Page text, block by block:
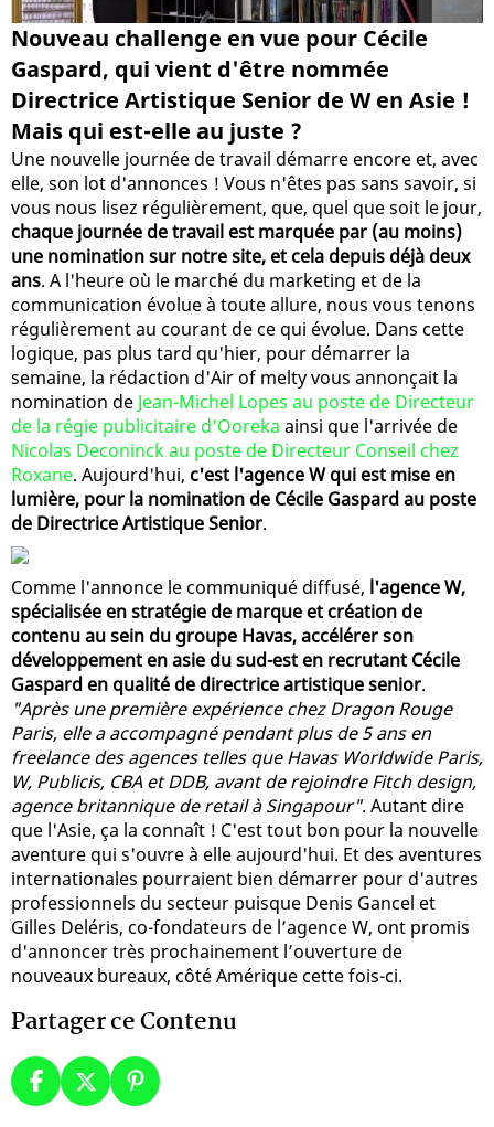
Nouveau challenge en vue pour Cécile
Gaspard, qui vient d'être nommée
Directrice Artistique Senior de W en Asie !
Mais qui est-elle au juste ?
Une nouvelle journée de travail démarre encore et, avec
elle, son lot d'annonces ! Vous n'êtes pas sans savoir, si
vous nous lisez régulièrement, que, quel que soit le jour,
chaque journée de travail est marquée par (au moins)
une nomination sur notre site, et cela depuis déjà deux
ans. A l'heure où le marché du marketing et de la
communication évolue à toute allure, nous vous tenons
régulièrement au courant de ce qui évolue. Dans cette
logique, pas plus tard qu'hier, pour démarrer la
semaine, la rédaction d'Air of melty vous annonçait la
nomination de Jean-Michel Lopes au poste de Directeur
de la régie publicitaire d'Ooreka ainsi que l'arrivée de
Nicolas Deconinck au poste de Directeur Conseil chez
Roxane. Aujourd'hui, c'est l'agence W qui est mise en
lumière, pour la nomination de Cécile Gaspard au poste
de Directrice Artistique Senior.
Comme l'annonce le communiqué diffusé, l'agence W,
spécialisée en stratégie de marque et création de
contenu au sein du groupe Havas, accélérer son
développement en asie du sud-est en recrutant Cécile
Gaspard en qualité de directrice artistique senior.
"Après une première expérience chez Dragon Rouge
Paris, elle a accompagné pendant plus de 5 ans en
freelance des agences telles que Havas Worldwide Paris,
W, Publicis, CBA et DDB, avant de rejoindre Fitch design,
agence britannique de retail à Singapour". Autant dire
que l'Asie, ça la connaît ! C'est tout bon pour la nouvelle
aventure qui s'ouvre à elle aujourd'hui. Et des aventures
internationales pourraient bien démarrer pour d'autres
professionnels du secteur puisque Denis Gancel et
Gilles Deléris, co-fondateurs de l’agence W, ont promis
d'annoncer très prochainement l’ouverture de
nouveaux bureaux, côté Amérique cette fois-ci.
Partager ce Contenu